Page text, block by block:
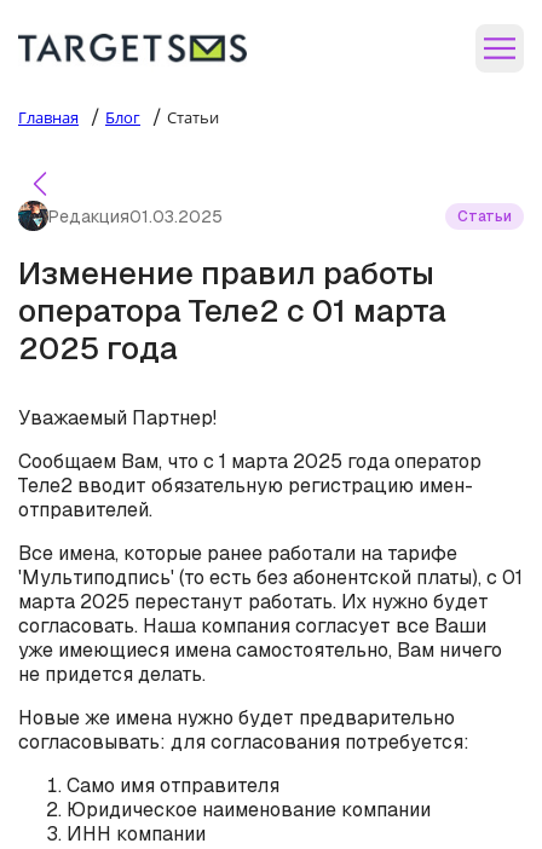
Главная / Блог / Статьи
Редакция01.03.2025 Статьи
Изменение правил работы
оператора Теле2 с 01 марта
2025 года
Уважаемый Партнер!
Сообщаем Вам, что с 1 марта 2025 года оператор
Теле2 вводит обязательную регистрацию имен-
отправителей.
Все имена, которые ранее работали на тарифе
'Мультиподпись' (то есть без абонентской платы), с 01
марта 2025 перестанут работать. Их нужно будет
согласовать. Наша компания согласует все Ваши
уже имеющиеся имена самостоятельно, Вам ничего
не придется делать.
Новые же имена нужно будет предварительно
согласовывать: для согласования потребуется:
Само имя отправителя
Юридическое наименование компании
ИНН компании